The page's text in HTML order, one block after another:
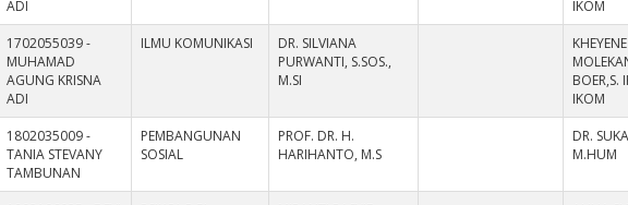
ADI
IKOM
1702055039 -
MUHAMAD
AGUNG KRISNA
ADI
ILMU KOMUNIKASI
DR. SILVIANA
PURWANTI, S.SOS.,
M.SI
KHEYENE
BOER,S.
IKOM
1802035009 -
TANIA STEVANY
TAMBUNAN
PEMBANGUNAN
SOSIAL
PROF. DR. H.
HARIHANTO, M.S
DR.
M.HUM